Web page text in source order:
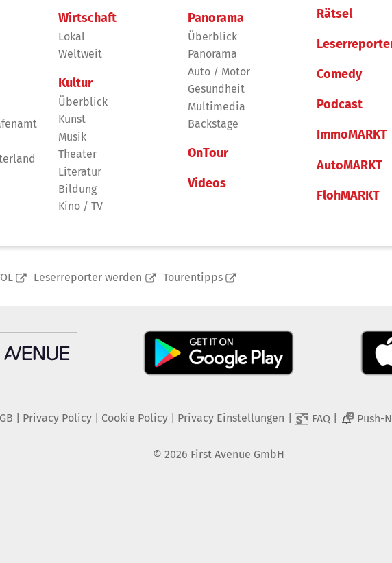
Wirtschaft
Lokal
Weltweit
Kultur
Überblick
Kunst
Musik
Theater
Literatur
Bildung
Kino / TV
Panorama
Überblick
Panorama
Auto / Motor
Gesundheit
Multimedia
Backstage
OnTour
Videos
Rätsel
Comedy
Podcast
ImmoMARKT
AutoMARKT
FlohMARKT
Leserreporter werden Tourentipps
Privacy Policy| Cookie Policy| Privacy Einstellungen FAQ 2 Push-
© 2026 First Avenue GmbH